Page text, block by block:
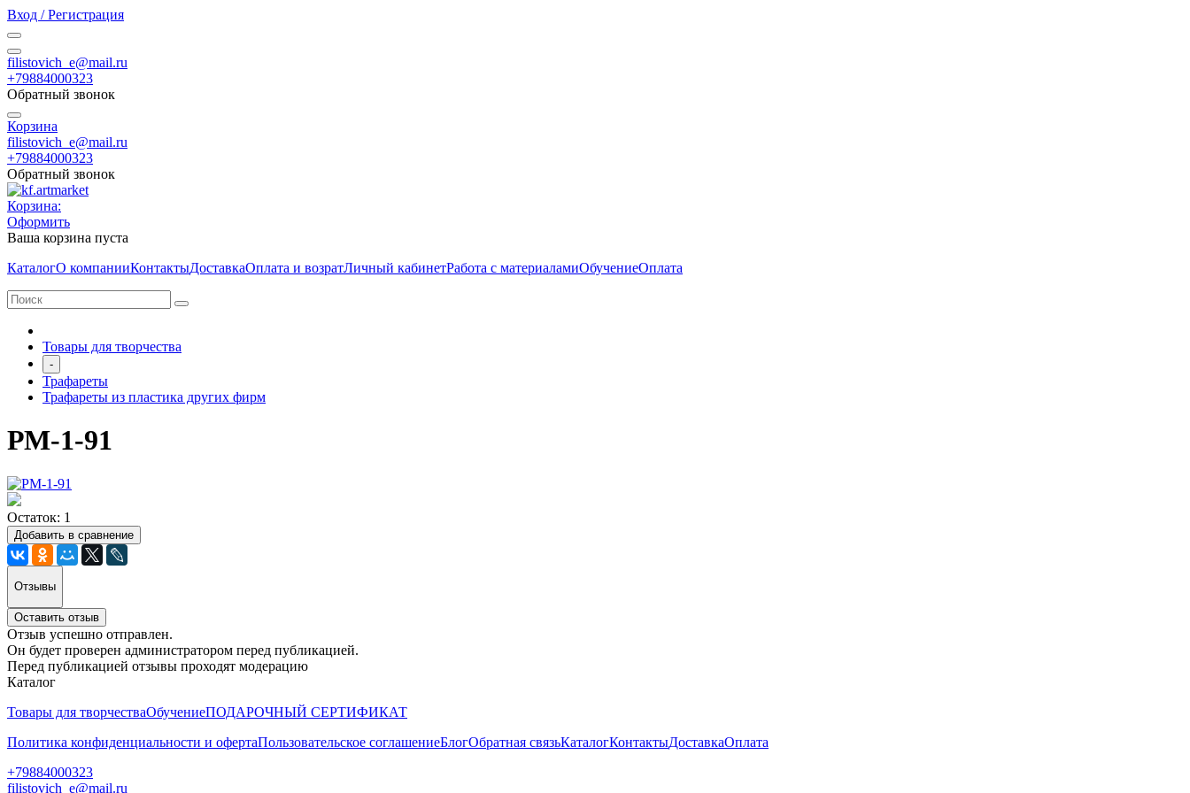
Вход / Регистрация
filistovich_e@mail.ru
+79884000323
Обратный звонок
Корзина
filistovich_e@mail.ru
+79884000323
Обратный звонок
Корзина:
Оформить
Ваша корзина пуста
КаталогО компанииКонтактыДоставкаОплата и возратЛичный кабинетРабота с материаламиОбучениеОплата
Товары для творчества
-
Трафареты
Трафареты из пластика других фирм
РМ-1-91
Остаток: 1
Добавить в сравнение
Отзывы
Оставить отзыв
Отзыв успешно отправлен.
Он будет проверен администратором перед публикацией.
Перед публикацией отзывы проходят модерацию
Каталог
Товары для творчестваОбучениеПОДАРОЧНЫЙ СЕРТИФИКАТ
Политика конфиденциальности и офертаПользовательское соглашениеБлогОбратная связьКаталогКонтактыДоставкаОплата
+79884000323
filistovich_e@mail.ru